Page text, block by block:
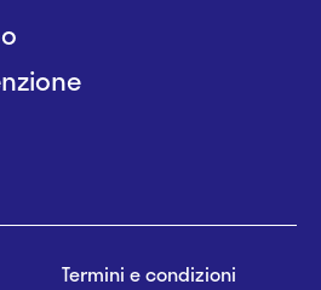
Termini e condizioni